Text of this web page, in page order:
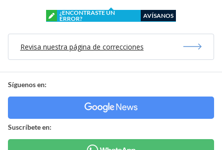
¿ENCONTRASTE UN
ERROR?
AVÍSANOS
Revisa nuestra página de correcciones
Síguenos en:
Suscríbete en: